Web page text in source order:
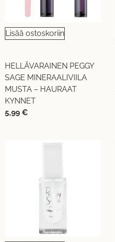
Lisää ostoskoriin
HELLÄVARAINEN PEGGY
SAGE MINERAALIVIILA
MUSTA – HAURAAT
KYNNET
5,99 €